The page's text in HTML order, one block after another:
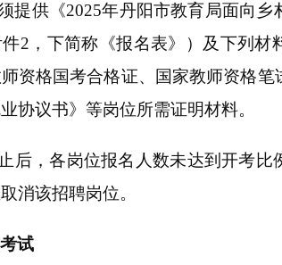
提供《2025年丹阳市教育局面向
件2 ， 下简称《报名表》） 及下列材
资格国考合格证、国家教师资格
协议书》等岗位所需证明材料。
后，各岗位报名人数未达到开考比
消该招聘岗位。
试